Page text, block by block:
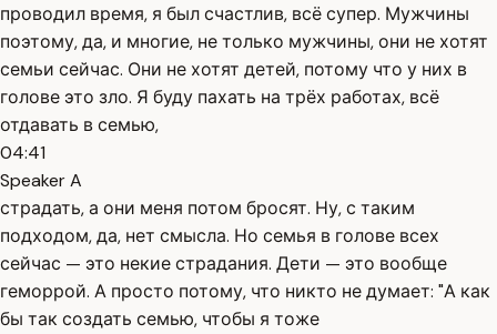
проводил время, я был счастлив, всё супер. Мужчины
поэтому, да, и многие, не только мужчины, они не хотят
семьи сейчас. Они не хотят детей, потому что у них в
голове это зло. Я буду пахать на трёх работах, всё
отдавать в семью,
04:41
Speaker A
страдать, а они меня потом бросят. Ну, с таким
подходом, да, нет смысла. Но семья в голове всех
сейчас — это некие страдания. Дети — это вообще
геморрой. А просто потому, что никто не думает: "А как
бы так создать семью, чтобы я тоже